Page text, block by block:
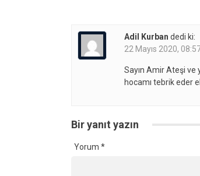
Adil Kurban dedi ki:
22 Mayıs 2020,
Sayın Amir Ateşi ve
hocamı tebrik eder
Bir yanıt yazın
Yorum *